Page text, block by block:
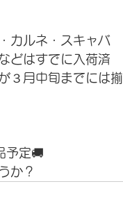
カルネ・スキャバ
どはすでに入荷済
３月中旬までには揃
予定🚚
か？